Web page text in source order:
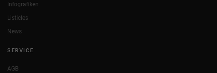
Infografiken
Listicles
News
SERVICE
AGB